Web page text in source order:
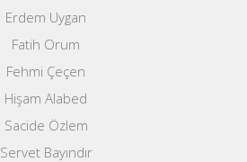
Erdem Uygan
Fatih Orum
Fehmi Çeçen
Hişam Alabed
Sacide Özlem
Servet Bayındır